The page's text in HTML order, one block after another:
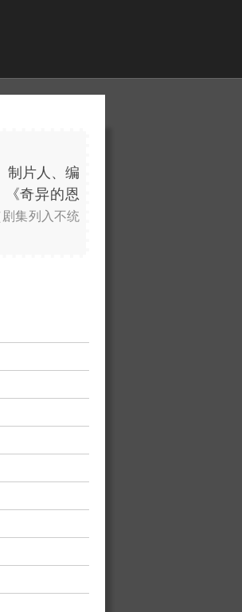
制片人、编
奇异的恩
剧集列入不统